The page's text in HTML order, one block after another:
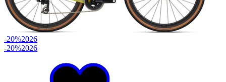
-20%2026
-20%2026